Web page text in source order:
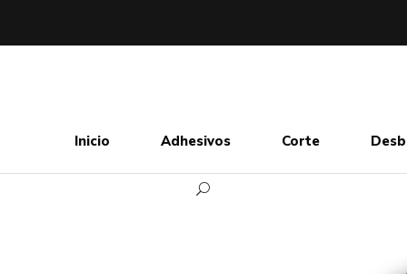
Inicio Adhesivos Corte